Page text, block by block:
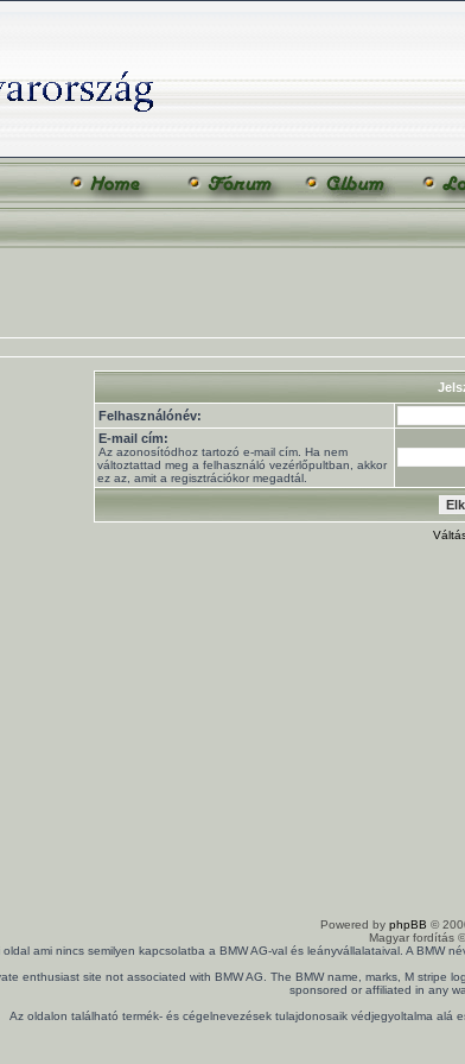
Felhasználónév:
E-mail cím:
Az azonosítódhoz tartozó e-mail cím. Ha nem
változtattad meg a felhasználó vezérlőpultban, akkor
ez az, amit a regisztrációkor megadtál.
Powered by phpBB ©
Magyar fordítás
ami nincs semilyen kapcsolatba a BMW AG-val és leányvállalataival. A BMW
enthusiast site not associated with BMW AG. The BMW name, marks, M
sponsored or affiliated in any
Az oldalon található termék- és cégelnevezések tulajdonosaik védjegyoltalma alá